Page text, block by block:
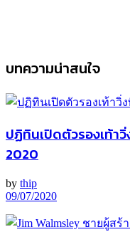
บทความน่าสนใจ
ปฏิทินเปิดตัวรองเท้า
2020
by thip
09/07/2020